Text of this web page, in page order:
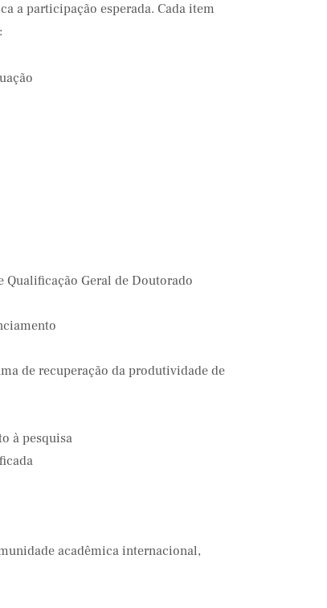
a participação esperada. Cada item
Qualificação Geral de Doutorado
de recuperação da produtividade de
à pesquisa
acadêmica internacional,